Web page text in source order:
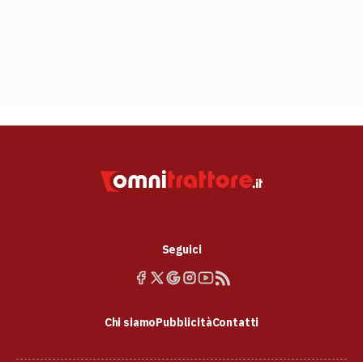
Seguici
Chi siamoPubblicitàContatti